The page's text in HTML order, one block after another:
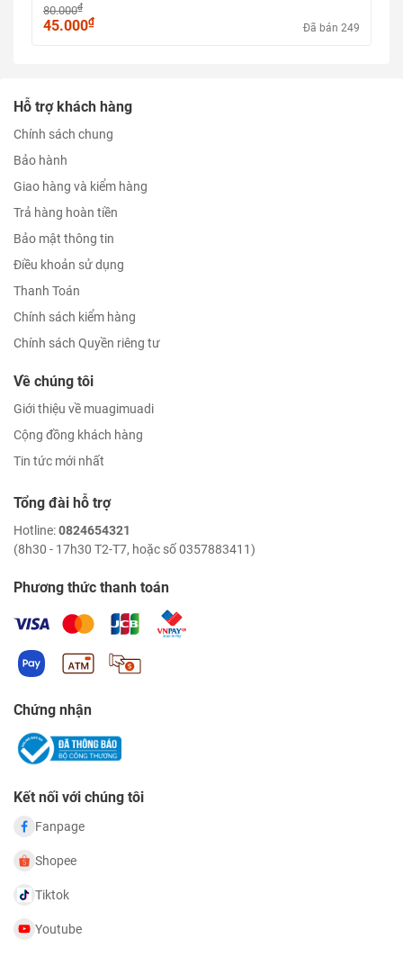
80.000₫
45.000₫ Đã bán 249
Hỗ trợ khách hàng
Chính sách chung
Bảo hành
Giao hàng và kiểm hàng
Trả hàng hoàn tiền
Bảo mật thông tin
Điều khoản sử dụng
Thanh Toán
Chính sách kiểm hàng
Chính sách Quyền riêng tư
Về chúng tôi
Giới thiệu về muagimuadi
Cộng đồng khách hàng
Tin tức mới nhất
Tổng đài hỗ trợ
Hotline:0824654321
(8h30 - 17h30 T2-T7, hoặc số 0357883411)
Phương thức thanh toán
Chứng nhận
Kết nối với chúng tôi
Fanpage
Shopee
Tiktok
Youtube